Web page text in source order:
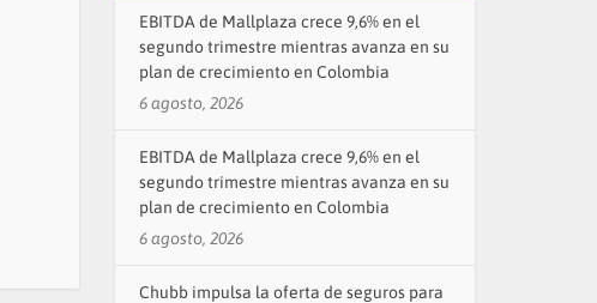
EBITDA de Mallplaza crece 9,6% en el
segundo trimestre mientras avanza en su
plan de crecimiento en Colombia
6 agosto, 2026
EBITDA de Mallplaza crece 9,6% en el
segundo trimestre mientras avanza en su
plan de crecimiento en Colombia
6 agosto, 2026
Chubb impulsa la oferta de seguros para